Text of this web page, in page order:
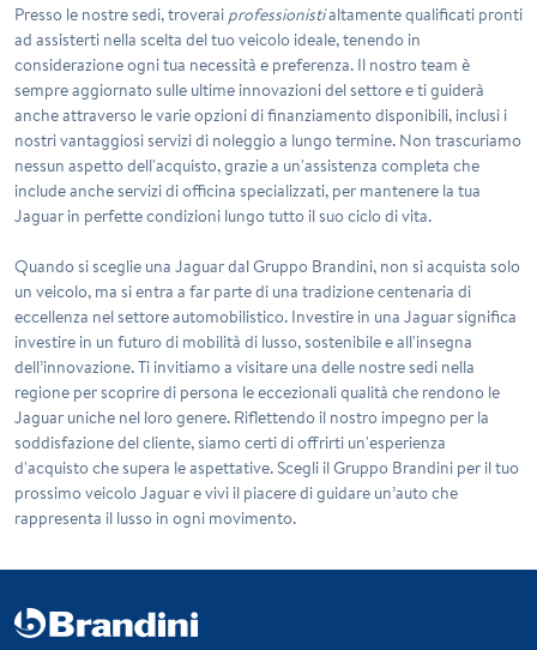
Presso le nostre sedi, troverai professionistialtamente qualificati pronti
ad assisterti nella scelta del tuo veicolo ideale, tenendo in
considerazione ogni tua necessità e preferenza. Il nostro team è
sempre aggiornato sulle ultime innovazioni del settore e ti guiderà
anche attraverso le varie opzioni di finanziamento disponibili, inclusi i
nostri vantaggiosi servizi di noleggio a lungo termine. Non trascuriamo
nessun aspetto dell'acquisto, grazie a un'assistenza completa che
include anche servizi di officina specializzati, per mantenere la tua
Jaguar in perfette condizioni lungo tutto il suo ciclo di vita.
Quando si sceglie una Jaguar dal Gruppo Brandini, non si acquista solo
un veicolo, ma si entra a far parte di una tradizione centenaria di
eccellenza nel settore automobilistico. Investire in una Jaguar significa
investire in un futuro di mobilità di lusso, sostenibile e all'insegna
dell’innovazione. Ti invitiamo a visitare una delle nostre sedi nella
regione per scoprire di persona le eccezionali qualità che rendono le
Jaguar uniche nel loro genere. Riflettendo il nostro impegno per la
soddisfazione del cliente, siamo certi di offrirti un'esperienza
d'acquisto che supera le aspettative. Scegli il Gruppo Brandini per il tuo
prossimo veicolo Jaguar e vivi il piacere di guidare un’auto che
rappresenta il lusso in ogni movimento.